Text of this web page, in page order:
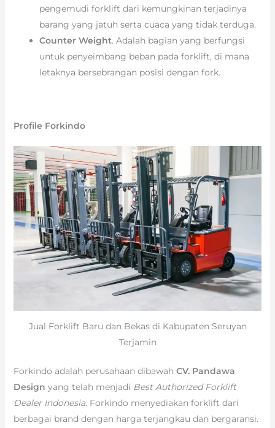
pengemudi forklift dari kemungkinan terjadinya
barang yang jatuh serta cuaca yang tidak terduga.
Counter Weight. Adalah bagian yang berfungsi
untuk penyeimbang beban pada forklift, di mana
letaknya bersebrangan posisi dengan fork.
Profile Forkindo
Jual Forklift Baru dan Bekas di Kabupaten Seruyan
Terjamin
Forkindo adalah perusahaan dibawah CV. Pandawa
Design yang telah menjadi Best Authorized Forklift
Dealer Indonesia. Forkindo menyediakan forklift dari
berbagai brand dengan harga terjangkau dan bergaransi.